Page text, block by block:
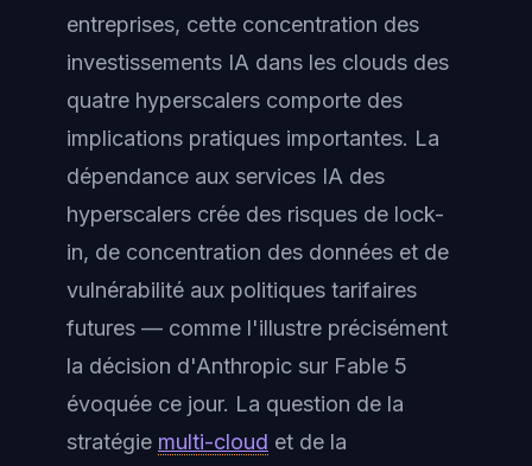
entreprises, cette concentration des
investissements IA dans les clouds des
quatre hyperscalers comporte des
implications pratiques importantes. La
dépendance aux services IA des
hyperscalers crée des risques de lock-
in, de concentration des données et de
vulnérabilité aux politiques tarifaires
futures — comme l'illustre précisément
la décision d'Anthropic sur Fable 5
évoquée ce jour. La question de la
stratégie multi-cloud et de la